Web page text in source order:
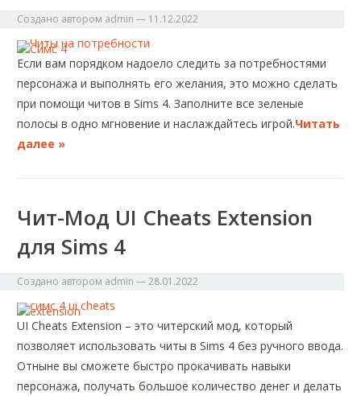
Создано автором admin — 11.12.2022
Если вам порядком надоело следить за потребностями
персонажа и выполнять его желания, это можно сделать
при помощи читов в Sims 4. Заполните все зеленые
полосы в одно мгновение и наслаждайтесь игрой.Читать
далее »
Чит-Мод UI Cheats Extension
для Sims 4
Создано автором admin —28.01.2022
UI Cheats Extension – это читерский мод, который
позволяет использовать читы в Sims 4 без ручного ввода.
Отныне вы сможете быстро прокачивать навыки
персонажа, получать большое количество денег и делать